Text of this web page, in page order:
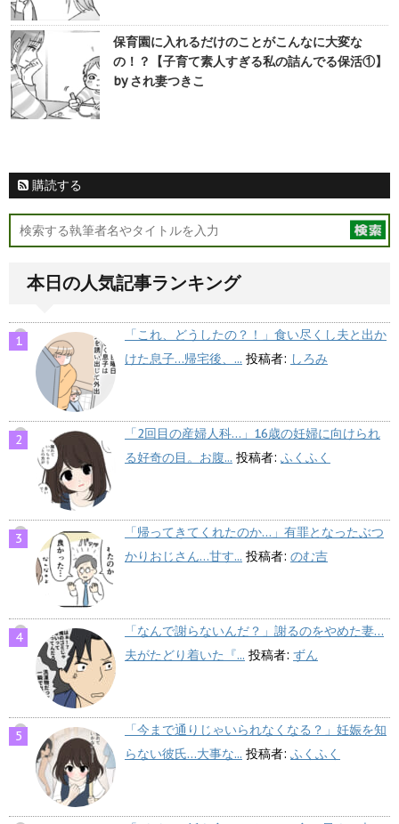
保育園に入れるだけのことがこんなに大変な
の！？【子育て素人すぎる私の詰んでる保活①】
by され妻つきこ
購読する
本日の人気記事ランキング
「これ、どうしたの？！」食い尽くし夫と出か
けた息子…帰宅後、... 投稿者: しろみ
「2回目の産婦人科…」16歳の妊婦に向けられ
る好奇の目。お腹... 投稿者: ふくふく
「帰ってきてくれたのか…」有罪となったぶつ
かりおじさん…甘す... 投稿者: のむ吉
「なんで謝らないんだ？」謝るのをやめた妻…
夫がたどり着いた『... 投稿者: ずん
「今まで通りじゃいられなくなる？」妊娠を知
らない彼氏…大事な... 投稿者: ふくふく